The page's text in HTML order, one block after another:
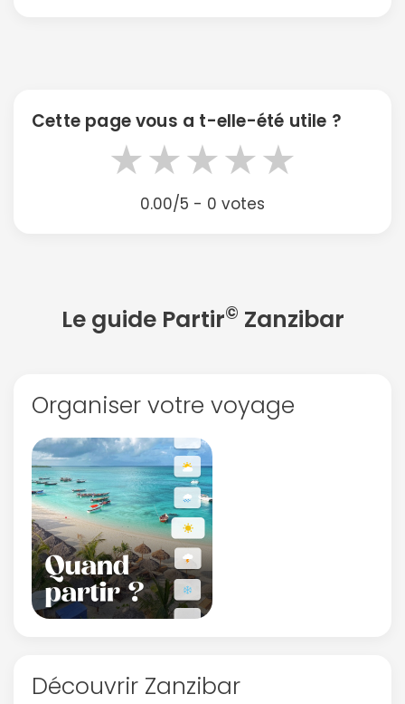
Cette page vous a t-elle-été utile ?
★
★
★
★
★
0.00/5 - 0 votes
Le guide Partir© Zanzibar
Organiser votre voyage
Découvrir Zanzibar